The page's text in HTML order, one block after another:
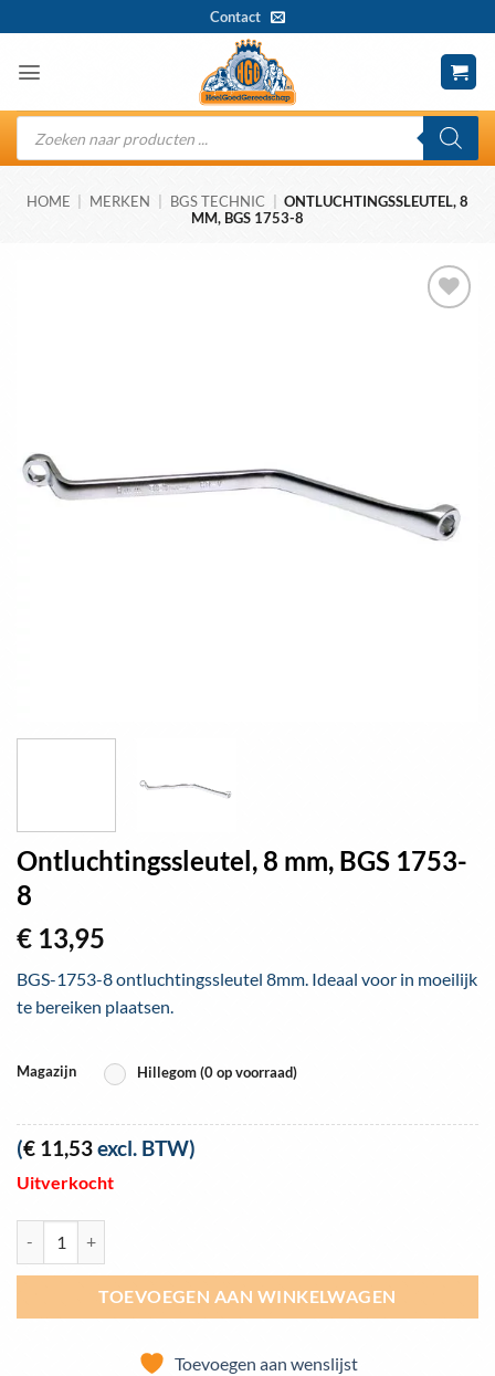
naar
inhoud
Contact
Producten
zoeken
HOME MERKEN BGS TECHNIC
ONTLUCHTINGSSLEUTEL, 8
MM, BGS 1753-8
Ontluchtingssleutel, 8 mm, BGS 1753-
8
€ 13,95
BGS-1753-8 ontluchtingssleutel 8mm. Ideaal voor in moeilijk
te bereiken plaatsen.
Magazijn Hillegom (0 op voorraad)
(€ 11,53excl. BTW)
Uitverkocht
TOEVOEGEN AAN WINKELWAGEN
Toevoegen aan wenslijst